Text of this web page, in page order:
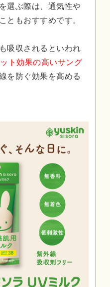
選ぶ際は、通気性や
ともおすすめです。
吸収されるといわれ
ト効果の高いサング
を防ぐ効果を高める